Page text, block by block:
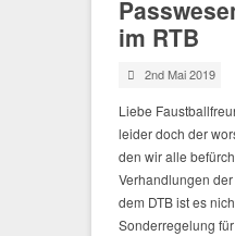
im RTB
2nd Mai 2019
Liebe
leider doch der
den wir alle
Verhandlungen der
dem DTB ist es
Sonderregelung